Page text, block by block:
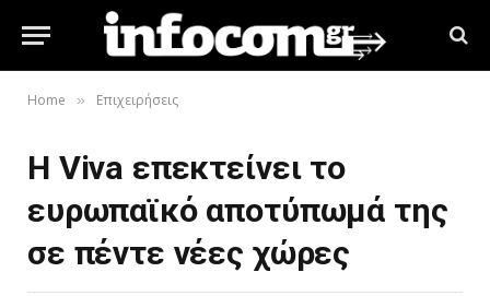
Home » Επιχειρήσεις
Η Viva επεκτείνει το
ευρωπαϊκό αποτύπωμά της
σε πέντε νέες χώρες